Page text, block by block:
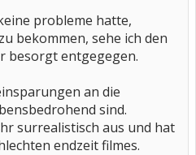
probleme hatte,
bekommen, sehe ich den
besorgt entgegegen.
an die
sind.
surrealistisch aus und hat
endzeit filmes.